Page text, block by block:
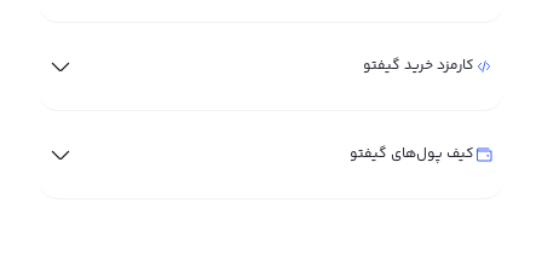
کارمزد خرید گیفتو
کیف پول‌های گیفتو